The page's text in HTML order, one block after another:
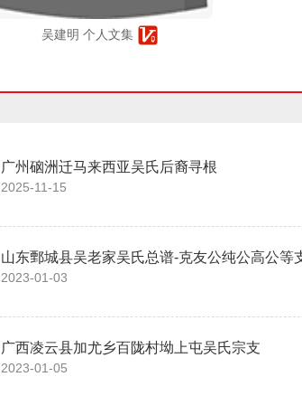
吴建明 个人文集
广州硇洲迁马来西亚吴氏后裔寻根
2025-11-15
山东鄄城县吴老家吴氏总谱-克友公纯公高公等
2023-01-03
广西凌云县加尤乡百陇村坳上屯吴氏宗支
2023-01-05